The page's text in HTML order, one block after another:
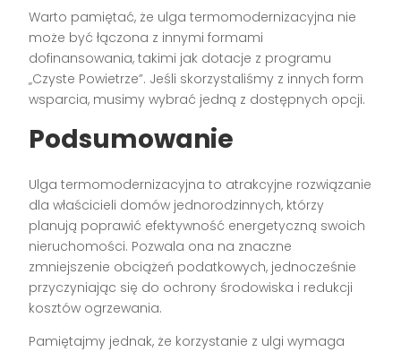
Warto pamiętać, że ulga termomodernizacyjna nie
może być łączona z innymi formami
dofinansowania, takimi jak dotacje z programu
„Czyste Powietrze”. Jeśli skorzystaliśmy z innych form
wsparcia, musimy wybrać jedną z dostępnych opcji.
Podsumowanie
Ulga termomodernizacyjna to atrakcyjne rozwiązanie
dla właścicieli domów jednorodzinnych, którzy
planują poprawić efektywność energetyczną swoich
nieruchomości. Pozwala ona na znaczne
zmniejszenie obciążeń podatkowych, jednocześnie
przyczyniając się do ochrony środowiska i redukcji
kosztów ogrzewania.
Pamiętajmy jednak, że korzystanie z ulgi wymaga